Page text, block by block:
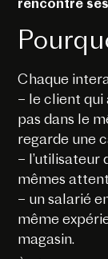
rencontre
Chaque
– le client qui
pas dans le
regarde une
– l’utilisateur
mêmes
– un salarié
même
magasin.